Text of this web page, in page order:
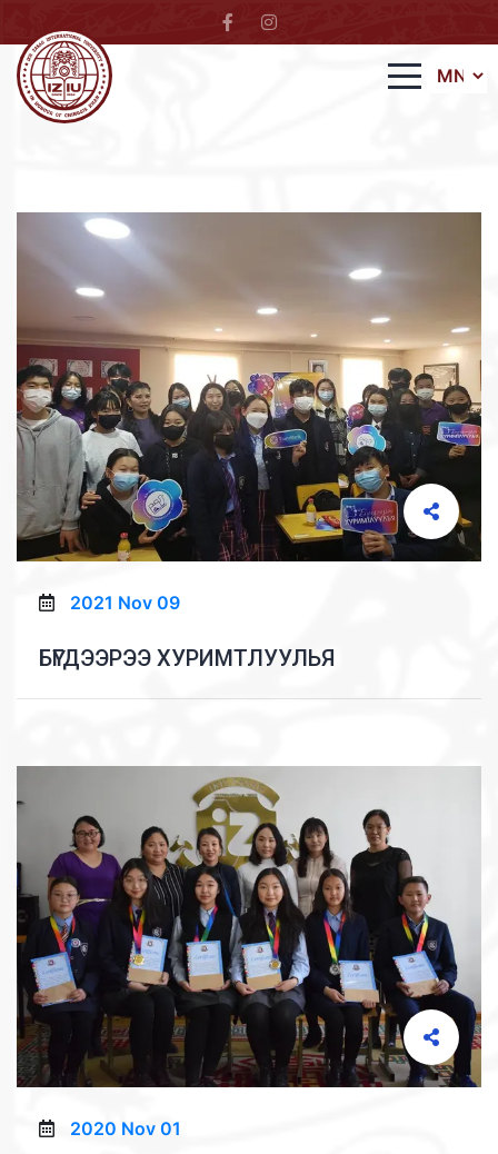
2021 Nov 09
БҮГДЭЭРЭЭ ХУРИМТЛУУЛЬЯ
2020 Nov 01